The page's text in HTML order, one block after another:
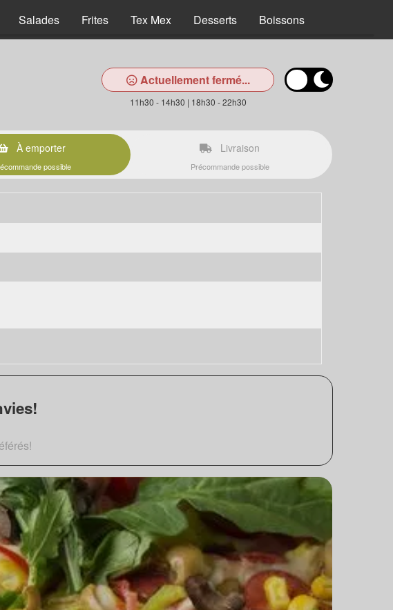
Salades Frites Tex Mex Desserts Boissons
Actuellement fermé...
11h30 - 14h30 | 18h30 - 22h30
À emporter
possible
Livraison
Précommande possible